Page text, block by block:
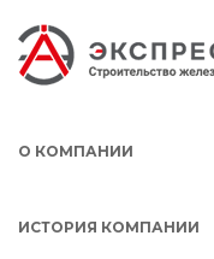
О КОМПАНИИ
ИСТОРИЯ КОМПАНИИ